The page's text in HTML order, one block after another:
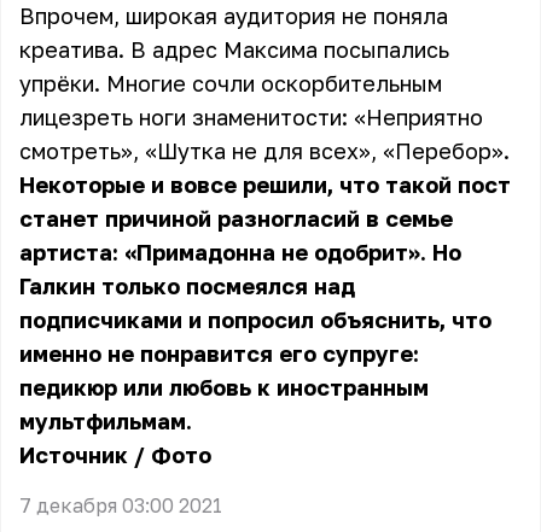
Впрочем, широкая аудитория не поняла
креатива. В адрес Максима посыпались
упрёки. Многие сочли оскорбительным
лицезреть ноги знаменитости: «Неприятно
смотреть», «Шутка не для всех», «Перебор».
Некоторые и вовсе решили, что такой пост
станет причиной разногласий в семье
артиста: «Примадонна не одобрит». Но
Галкин только посмеялся над
подписчиками и попросил объяснить, что
именно не понравится его супруге:
педикюр или любовь к иностранным
мультфильмам.
Источник / Фото
7 декабря 03:00 2021